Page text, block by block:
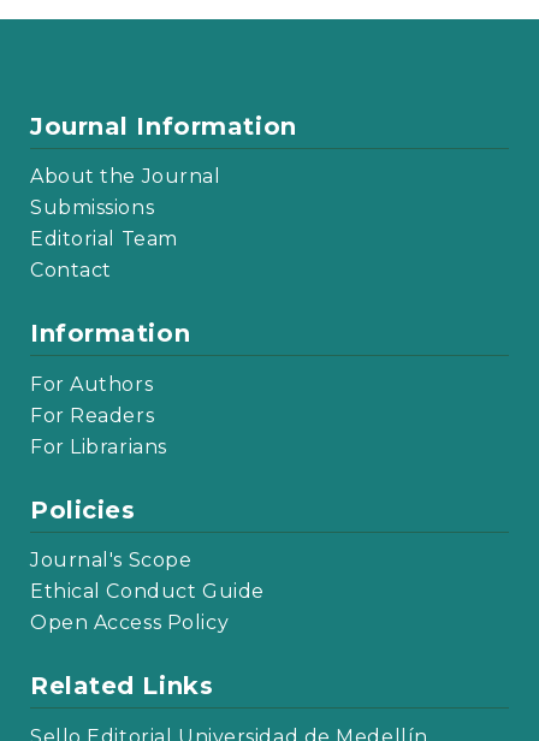
Journal Information
About the Journal
Submissions
Editorial Team
Contact
Information
For Authors
For Readers
For Librarians
Policies
Journal's Scope
Ethical Conduct Guide
Open Access Policy
Related Links
Sello Editorial Universidad de Medellín